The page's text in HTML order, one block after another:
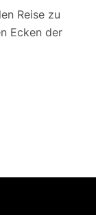
Reise zu
Ecken der